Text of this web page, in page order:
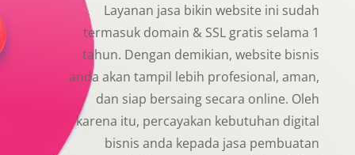
Layanan jasa bikin website ini sudah
termasuk domain & SSL gratis selama 1
tahun. Dengan demikian, website bisnis
anda akan tampil lebih profesional, aman,
dan siap bersaing secara online. Oleh
karena itu, percayakan kebutuhan digital
bisnis anda kepada jasa pembuatan